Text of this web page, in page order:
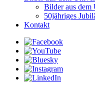
Bilder aus dem
50jähriges
Kontakt